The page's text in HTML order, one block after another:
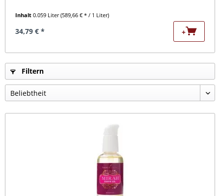
Inhalt 0.059 Liter(589,66 € * / 1 Liter)
34,79 € * +
Filtern